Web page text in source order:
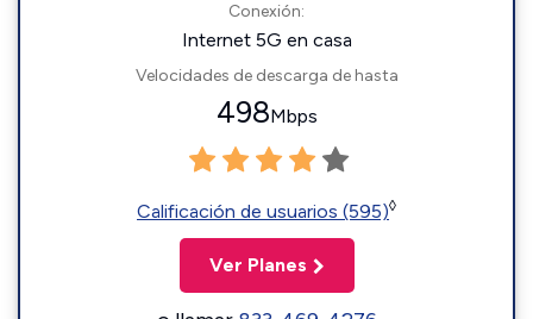
Conexión:
Internet 5G en casa
Velocidades de descarga de hasta
498Mbps
Calificación de usuarios (595)◊
Ver Planes